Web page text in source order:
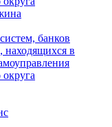
банков
находящихся в